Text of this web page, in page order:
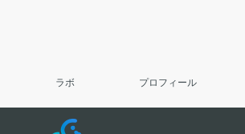
ラボ プロフィール